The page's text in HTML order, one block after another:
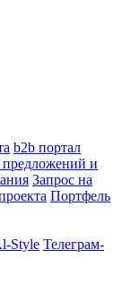
b2b портал
и
Запрос на
Портфель
Style Телеграм-